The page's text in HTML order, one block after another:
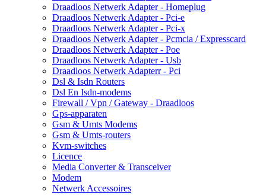
Draadloos Netwerk Adapter - Homeplug
Draadloos Netwerk Adapter - Pci-e
Draadloos Netwerk Adapter - Pci-x
Draadloos Netwerk Adapter - Pcmcia / Expresscard
Draadloos Netwerk Adapter - Poe
Draadloos Netwerk Adapter - Usb
Draadloos Netwerk Adapterr - Pci
Dsl & Isdn Routers
Dsl En Isdn-modems
Firewall / Vpn / Gateway - Draadloos
Gps-apparaten
Gsm & Umts Modems
Gsm & Umts-routers
Kvm-switches
Licence
Media Converter & Transceiver
Modem
Netwerk Accessoires